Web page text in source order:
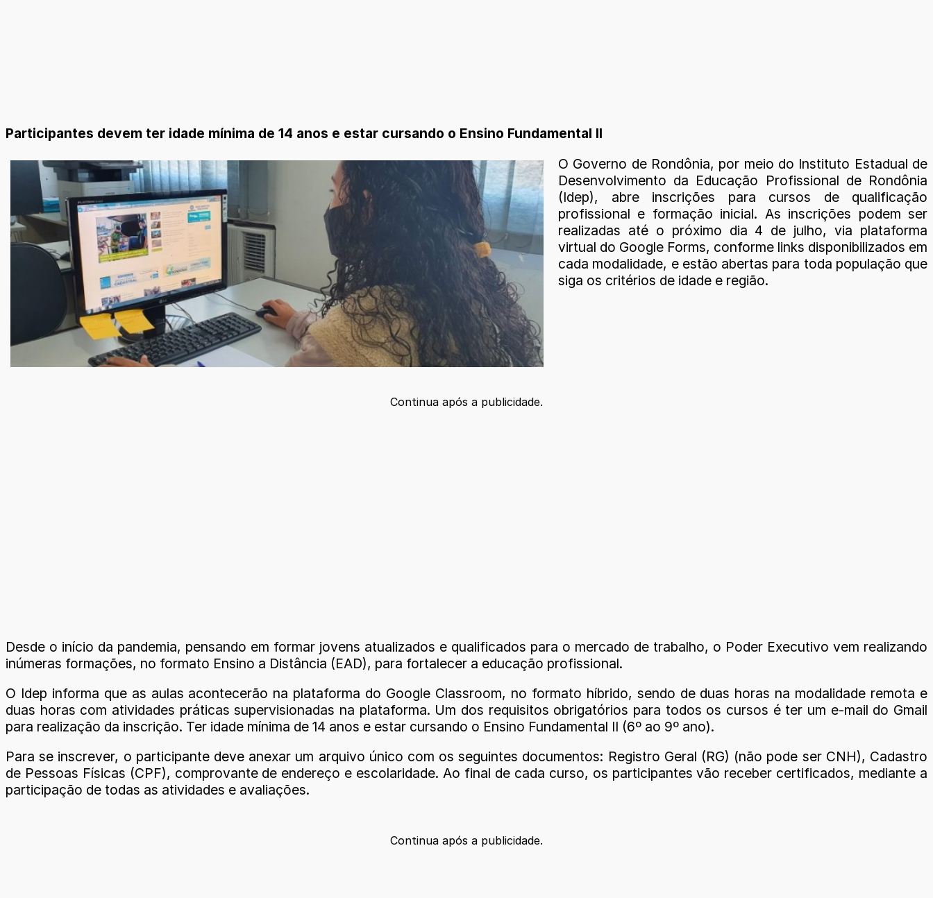
Participantes devem ter idade mínima de 14 anos e estar cursando o Ensino Fundamental II
O Governo de Rondônia, por meio do Instituto Estadual de
Desenvolvimento da Educação Profissional de Rondônia
(Idep), abre inscrições para cursos de qualificação
profissional e formação inicial. As inscrições podem ser
realizadas até o próximo dia 4 de julho, via plataforma
virtual do Google Forms, conforme links disponibilizados em
cada modalidade, e estão abertas para toda população que
siga os critérios de idade e região.
Continua após a publicidade.
Desde o início da pandemia, pensando em formar jovens atualizados e qualificados para o mercado de trabalho, o Poder Executivo vem realizando
inúmeras formações, no formato Ensino a Distância (EAD), para fortalecer a educação profissional.
O Idep informa que as aulas acontecerão na plataforma do Google Classroom, no formato híbrido, sendo de duas horas na modalidade remota e
duas horas com atividades práticas supervisionadas na plataforma. Um dos requisitos obrigatórios para todos os cursos é ter um e-mail do Gmail
para realização da inscrição. Ter idade mínima de 14 anos e estar cursando o Ensino Fundamental II (6º ao 9º ano).
Para se inscrever, o participante deve anexar um arquivo único com os seguintes documentos: Registro Geral (RG) (não pode ser CNH), Cadastro
de Pessoas Físicas (CPF), comprovante de endereço e escolaridade. Ao final de cada curso, os participantes vão receber certificados, mediante a
participação de todas as atividades e avaliações.
Continua após a publicidade.